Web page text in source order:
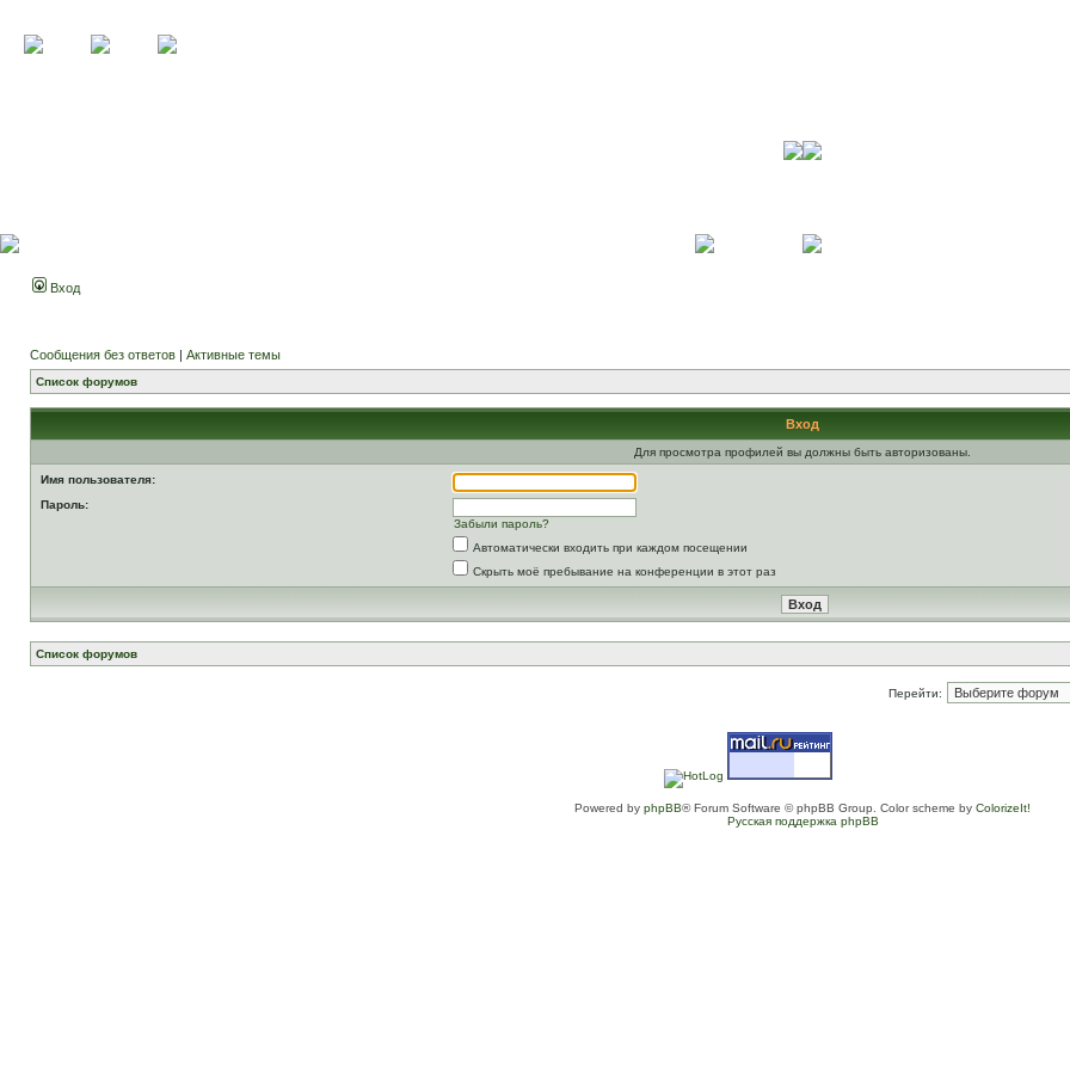
Вход
Сообщения без ответов | Активные темы
Список форумов
Вход
Для просмотра профилей вы должны быть авторизованы.
Имя пользователя:
Пароль:
Забыли пароль?
Автоматически входить при каждом посещении
Скрыть моё пребывание на конференции в этот раз
Список форумов
Перейти:
Powered by phpBB® Forum Software © phpBB Group. Color scheme by ColorizeIt!
Русская поддержка phpBB